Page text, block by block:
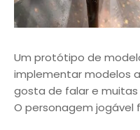
Um protótipo de
implementar modelos
gosta de falar e
O personagem jogável